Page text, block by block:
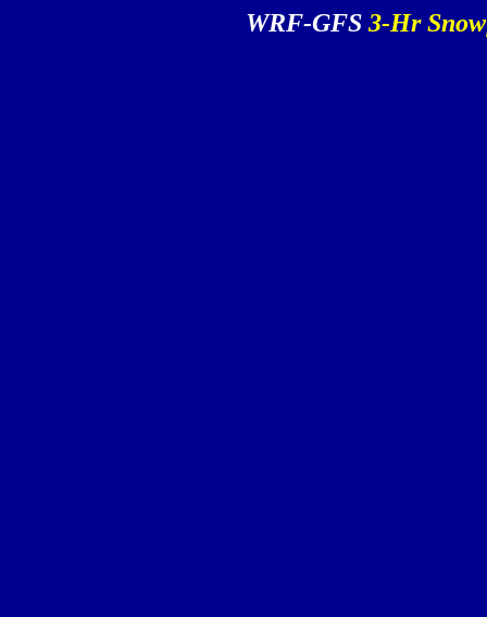
WRF-GFS 3-Hr